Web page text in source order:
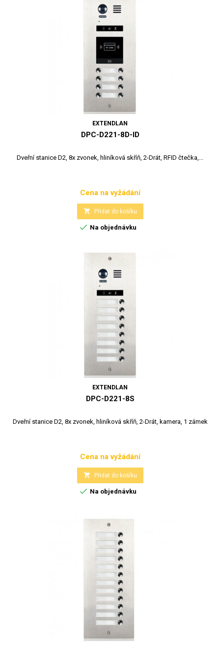
EXTENDLAN
DPC-D221-8D-ID
Dveřní stanice D2, 8x zvonek, hliníková skříň, 2-Drát, RFID čtečka,...
Cena
Cena na vyžádání
 Přidat do košíku
 Na objednávku
EXTENDLAN
DPC-D221-8S
Dveřní stanice D2, 8x zvonek, hliníková skříň, 2-Drát, kamera, 1 zámek
Cena
Cena na vyžádání
 Přidat do košíku
 Na objednávku